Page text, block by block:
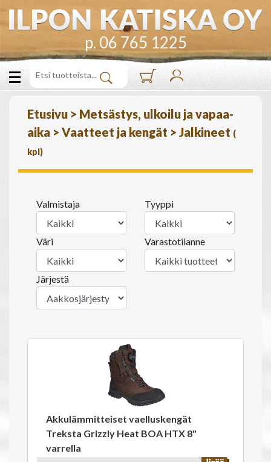
p. 06 765 1225
Etusivu > Metsästys, ulkoilu ja vapaa-
aika > Vaatteet ja kengät > Jalkineet (
kpl)
Valmistaja Tyyppi
Väri Varastotilanne
Järjestä
Akkulämmitteiset vaelluskengät
Treksta Grizzly Heat BOA HTX 8"
varrella